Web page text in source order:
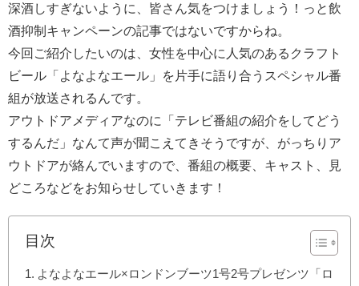
深酒しすぎないように、皆さん気をつけましょう！っと飲
酒抑制キャンペーンの記事ではないですからね。
今回ご紹介したいのは、女性を中心に人気のあるクラフト
ビール「よなよなエール」を片手に語り合うスペシャル番
組が放送されるんです。
アウトドアメディアなのに「テレビ番組の紹介をしてどう
するんだ」なんて声が聞こえてきそうですが、がっちりア
ウトドアが絡んでいますので、番組の概要、キャスト、見
どころなどをお知らせしていきます！
目次
よなよなエール×ロンドンブーツ1号2号プレゼンツ「ロ